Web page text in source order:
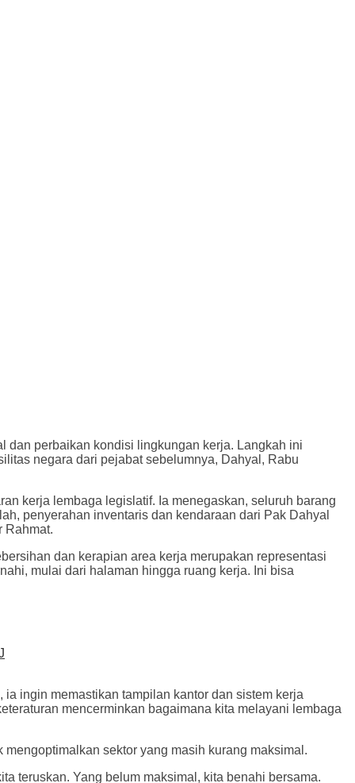
dan perbaikan kondisi lingkungan kerja. Langkah ini
negara dari pejabat sebelumnya, Dahyal, Rabu
kerja lembaga legislatif. Ia menegaskan, seluruh barang
penyerahan inventaris dan kendaraan dari Pak Dahyal
Rahmat.
dan kerapian area kerja merupakan representasi
mulai dari halaman hingga ruang kerja. Ini bisa
ingin memastikan tampilan kantor dan sistem kerja
mencerminkan bagaimana kita melayani lembaga
sektor yang masih kurang maksimal.
teruskan. Yang belum maksimal, kita benahi bersama.